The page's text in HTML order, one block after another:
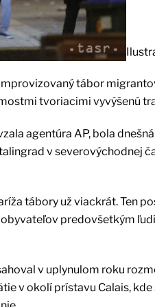
tábor
tvoriacimi vyvýšenú
agentúra AP, bola
v severovýchodnej
tábory už viackrát. Ten
predovšetkým
v uplynulom roku
v okolí prístavu Calais,